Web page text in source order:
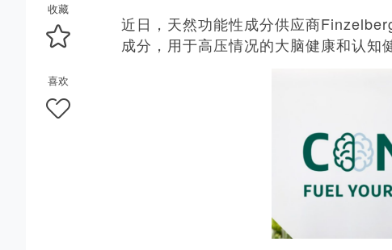
收藏
喜欢
近日，天然功能性成分供应商
成分，用于高压情况的大脑健康和认知